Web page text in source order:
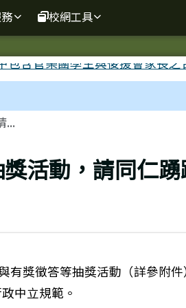
校網工具
...
活動，請同仁
有獎徵答等抽獎活動（詳參附
中立規範。